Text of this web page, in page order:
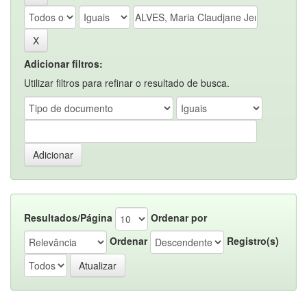
Adicionar filtros:
Utilizar filtros para refinar o resultado de busca.
Resultados/Página
Ordenar por
Ordenar
Registro(s)